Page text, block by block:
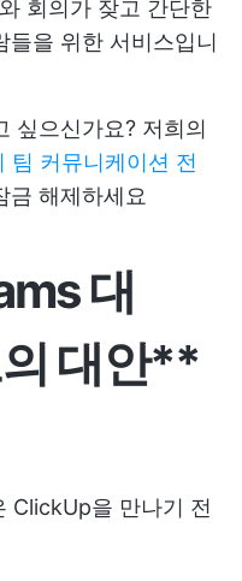
회의가 잦고 간단한
들을 위한 서비스입니
싶으신가요? 저희의
팀 커뮤니케이션 전
금 해제하세요
대
대안**
을 만나기 전